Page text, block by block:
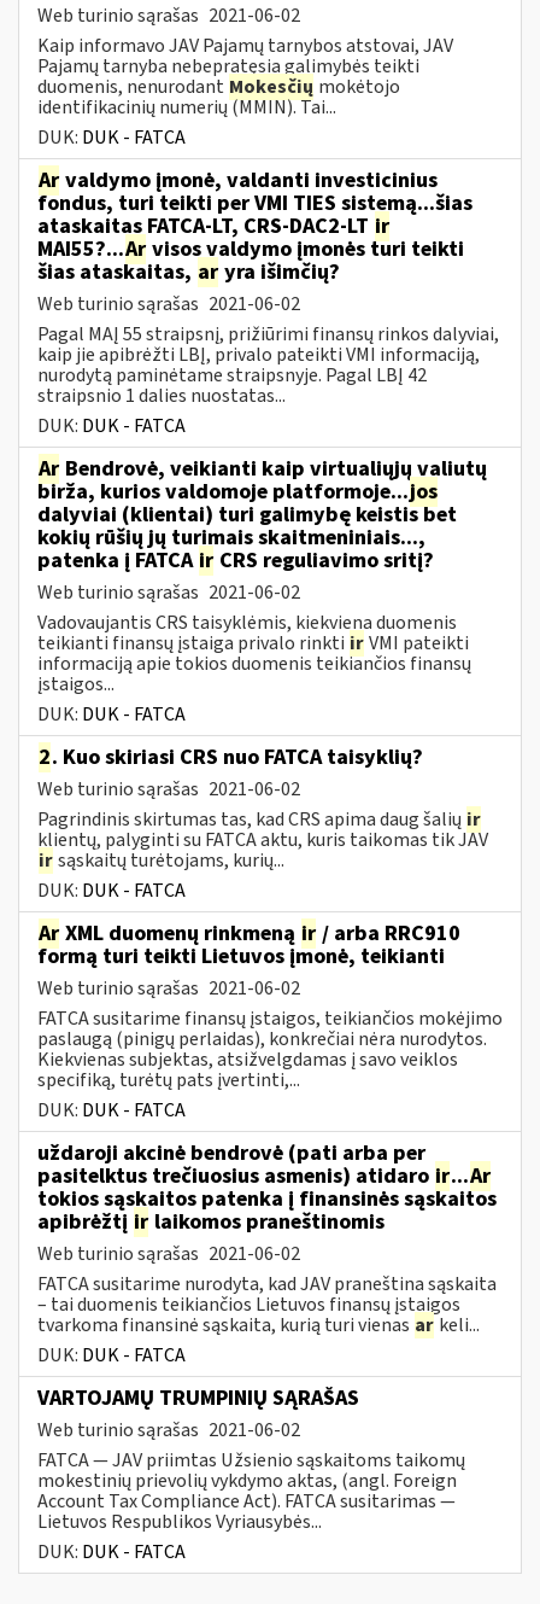
Web turinio sąrašas 2021-06-02
Kaip informavo JAV Pajamų tarnybos atstovai, JAV
Pajamų tarnyba nebepratęsia galimybės teikti
duomenis, nenurodant Mokesčių mokėtojo
identifikacinių numerių (MMIN). Tai...
DUK: DUK - FATCA
Ar valdymo įmonė, valdanti investicinius
fondus, turi teikti per VMI TIES sistemą...šias
ataskaitas FATCA-LT, CRS-DAC2-LT ir
MAI55?...Ar visos valdymo įmonės turi teikti
šias ataskaitas, ar yra išimčių?
Web turinio sąrašas 2021-06-02
Pagal MAĮ 55 straipsnį, prižiūrimi finansų rinkos dalyviai,
kaip jie apibrėžti LBĮ, privalo pateikti VMI informaciją,
nurodytą paminėtame straipsnyje. Pagal LBĮ 42
straipsnio 1 dalies nuostatas...
DUK: DUK - FATCA
Ar Bendrovė, veikianti kaip virtualiųjų valiutų
birža, kurios valdomoje platformoje...jos
dalyviai (klientai) turi galimybę keistis bet
kokių rūšių jų turimais skaitmeniniais...,
patenka į FATCA ir CRS reguliavimo sritį?
Web turinio sąrašas 2021-06-02
Vadovaujantis CRS taisyklėmis, kiekviena duomenis
teikianti finansų įstaiga privalo rinkti irVMI pateikti
informaciją apie tokios duomenis teikiančios finansų
įstaigos...
DUK: DUK - FATCA
2. Kuo skiriasi CRS nuo FATCA taisyklių?
Web turinio sąrašas 2021-06-02
Pagrindinis skirtumas tas, kad CRS apima daug šalių ir
klientų, palyginti su FATCA aktu, kuris taikomas tik JAV
irsąskaitų turėtojams, kurių...
DUK: DUK - FATCA
Ar XML duomenų rinkmeną ir / arba RRC910
formą turi teikti Lietuvos įmonė, teikianti
Web turinio sąrašas 2021-06-02
FATCA susitarime finansų įstaigos, teikiančios mokėjimo
paslaugą (pinigų perlaidas), konkrečiai nėra nurodytos.
Kiekvienas subjektas, atsižvelgdamas į savo veiklos
specifiką, turėtų pats įvertinti,...
DUK: DUK - FATCA
uždaroji akcinė bendrovė (pati arba per
pasitelktus trečiuosius asmenis) atidaro ir...Ar
tokios sąskaitos patenka į finansinės sąskaitos
apibrėžtį ir laikomos praneštinomis
Web turinio sąrašas 2021-06-02
FATCA susitarime nurodyta, kad JAV praneština sąskaita
– tai duomenis teikiančios Lietuvos finansų įstaigos
tvarkoma finansinė sąskaita, kurią turi vienas ar keli...
DUK: DUK - FATCA
VARTOJAMŲ TRUMPINIŲ SĄRAŠAS
Web turinio sąrašas 2021-06-02
FATCA — JAV priimtas Užsienio sąskaitoms taikomų
mokestinių prievolių vykdymo aktas, (angl. Foreign
Account Tax Compliance Act). FATCA susitarimas —
Lietuvos Respublikos Vyriausybės...
DUK: DUK - FATCA